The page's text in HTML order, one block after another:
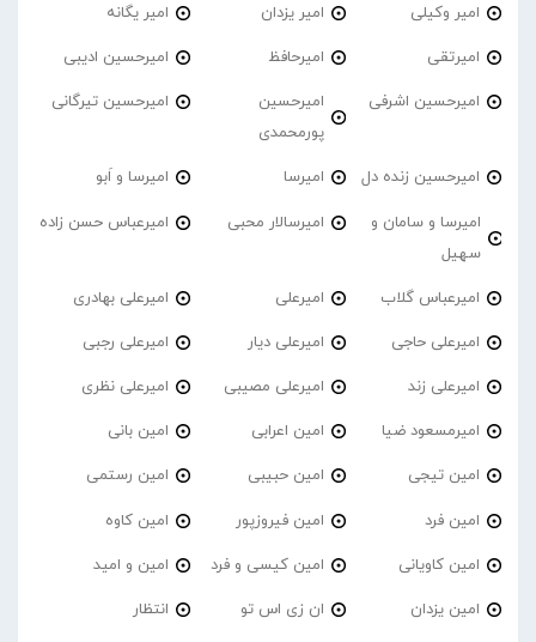
امیر وکیلی امیر یزدان امیر یگانه
امیرتقی امیرحافظ امیرحسین ادیبی
امیرحسین اشرفی
امیرحسین
پورمحمدی
امیرحسین تیرگانی
امیرحسین زنده دل امیرسا امیرسا و اَبو
امیرسا و سامان و
سهیل
امیرسالار محبی امیرعباس حسن زاده
امیرعباس گلاب امیرعلی امیرعلی بهادری
امیرعلی حاجی امیرعلی دیار امیرعلی رجبی
امیرعلی زند امیرعلی مصیبی امیرعلی نظری
امیرمسعود ضیا امین اعرابی امین بانی
امین تیجی امین حبیبی امین رستمی
امین فرد امین فیروزپور امین کاوه
امین کاویانی امین کیسی و فرد امین و امید
امین یزدان ان زی اس تو انتظار